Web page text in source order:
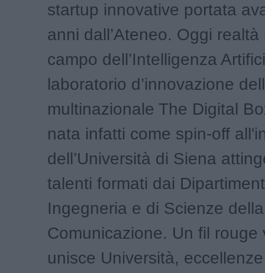
startup innovative portata
anni dall’Ateneo. Oggi
campo dell’Intelligenza
laboratorio d’innovazione
multinazionale The Digital
nata infatti come spin-off
dell’Università di Siena
talenti formati dai
Ingegneria e di Scienze della
Comunicazione. Un fil rouge
unisce Università,